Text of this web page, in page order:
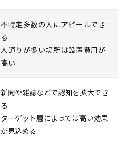
不特定多数の人にアピールでき
る
人通りが多い場所は設置費用が
高い
新聞や雑誌などで認知を拡大でき
る
ターゲット層によっては高い効果
が見込める